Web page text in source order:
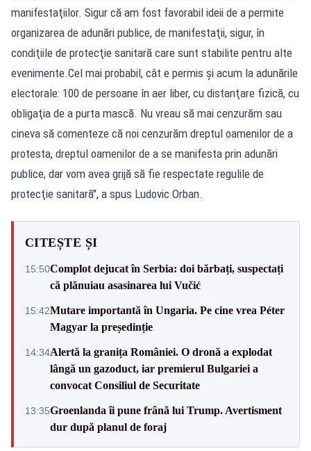
manifestaţiilor. Sigur că am fost favorabil ideii de a permite
organizarea de adunări publice, de manifestaţii, sigur, în
condiţiile de protecţie sanitară care sunt stabilite pentru alte
evenimente.Cel mai probabil, cât e permis şi acum la adunările
electorale: 100 de persoane în aer liber, cu distanţare fizică, cu
obligaţia de a purta mască. Nu vreau să mai cenzurăm sau
cineva să comenteze că noi cenzurăm dreptul oamenilor de a
protesta, dreptul oamenilor de a se manifesta prin adunări
publice, dar vom avea grijă să fie respectate regulile de
protecţie sanitară", a spus Ludovic Orban.
CITEȘTE ȘI
15:50Complot dejucat în Serbia: doi bărbați, suspectați
că plănuiau asasinarea lui Vučić
15:42Mutare importantă în Ungaria. Pe cine vrea Péter
Magyar la președinție
14:34Alertă la granița României. O dronă a explodat
lângă un gazoduct, iar premierul Bulgariei a
convocat Consiliul de Securitate
13:35Groenlanda îi pune frână lui Trump. Avertisment
dur după planul de foraj